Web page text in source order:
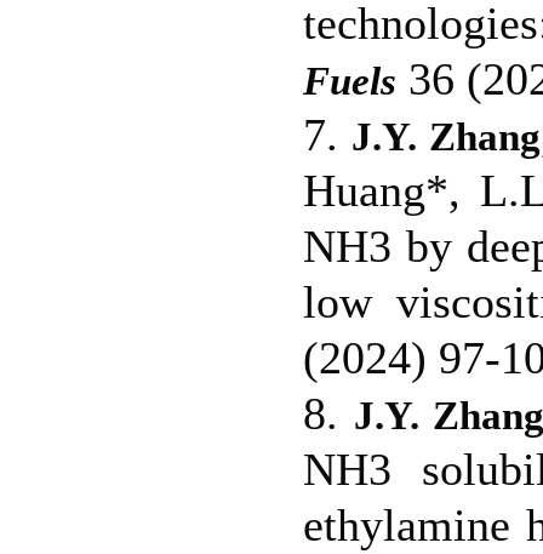
Fuels 36
7. J.Y. Zhang
Huang*,
NH3 by
low
(2024) 97-
8. J.Y.
NH3
ethylamine